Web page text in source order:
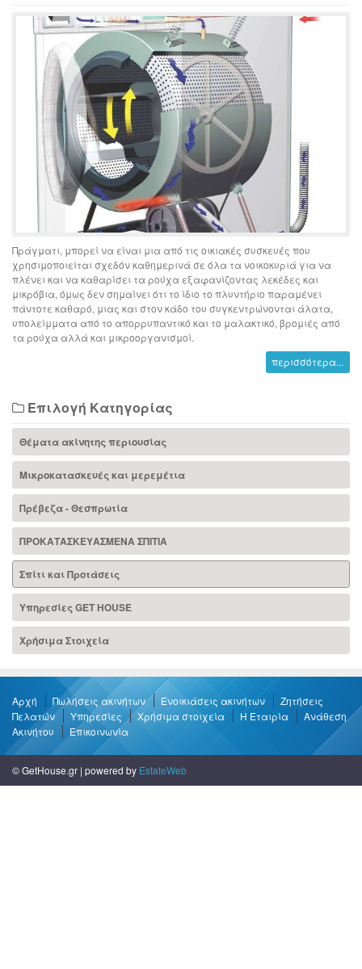
Πράγματι, μπορεί να είναι μια από τις οικιακές συσκευές που
χρησιμοποιείται σχεδόν καθημερινά σε όλα τα νοικοκυριά για να
πλένει και να καθαρίσει τα ρούχα εξαφανίζοντας λεκέδες και
μικρόβια, όμως δεν σημαίνει ότι το ίδιο το πλυντήριο παραμένει
πάντοτε καθαρό, μιας και στον κάδο του συγκεντρώνονται άλατα,
υπολείμματα από το απορρυπαντικό και το μαλακτικό, βρομιές από
τα ρούχα αλλά και μικροοργανισμοί.
περισσότερα...
Επιλογή Κατηγορίας
Θέματα ακίνητης περιουσίας
Μικροκατασκευές και μερεμέτια
Πρέβεζα - Θεσπρωτία
ΠΡΟΚΑΤΑΣΚΕΥΑΣΜΕΝΑ ΣΠΙΤΙΑ
Σπίτι και Προτάσεις
Υπηρεσίες GET HOUSE
Χρήσιμα Στοιχεία
Αρχή Πωλήσεις ακινήτων Ενοικιάσεις ακινήτων
Ζητήσεις
Πελατών
Υπηρεσίες Χρήσιμα στοιχεία Η Εταιρία
Ανάθεση
Ακινήτου
Επικοινωνία
© GetHouse.gr | powered by EstateWeb